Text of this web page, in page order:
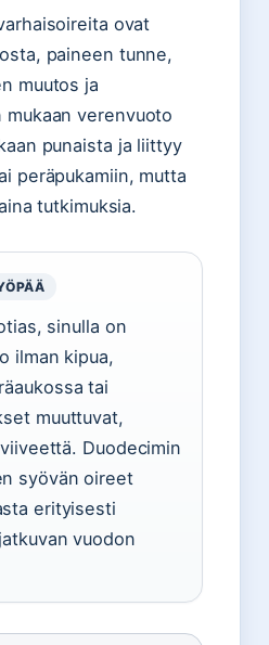
ovat
paineen tunne,
muutos ja
mukaan verenvuoto
punaista ja liittyy
peräpukamiin, mutta
tutkimuksia.
sinulla on
ilman kipua,
tai
muuttuvat,
Duodecimin
syövän oireet
erityisesti
vuodon